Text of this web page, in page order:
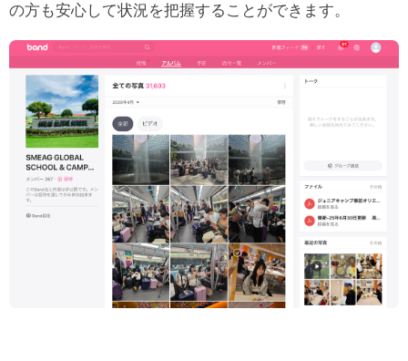
の方も安心して状況を把握することができます。